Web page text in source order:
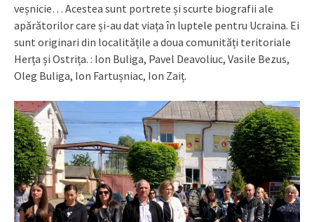
veșnicie… Acestea sunt portrete și scurte biografii ale
apărătorilor care și-au dat viața în luptele pentru Ucraina. Ei
sunt originari din localitățile a doua comunități teritoriale
Herța și Ostrița. : Ion Buliga, Pavel Deavoliuc, Vasile Bezus,
Oleg Buliga, Ion Fartușniac, Ion Zaiț.